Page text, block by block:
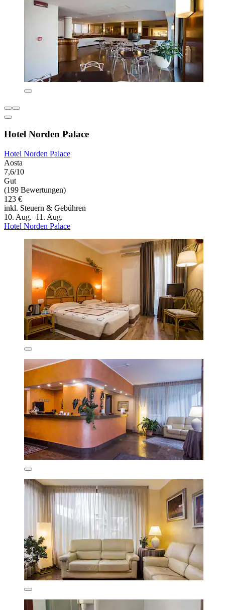
Hotel Norden Palace
Hotel Norden Palace
Aosta
7,6/10
Gut
(199 Bewertungen)
123 €
inkl. Steuern & Gebühren
10. Aug.–11. Aug.
Hotel Norden Palace